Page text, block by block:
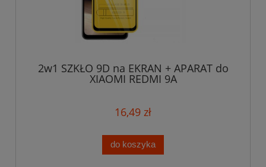
2w1 SZKŁO 9D na EKRAN + APARAT do
XIAOMI REDMI 9A
16,49 zł
do koszyka